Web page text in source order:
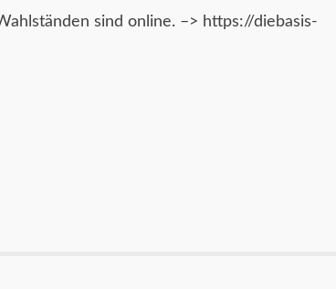
sind online. –> https://diebasis-